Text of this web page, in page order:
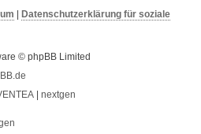
Datenschutzerklärung für soziale
© phpBB Limited
nextgen